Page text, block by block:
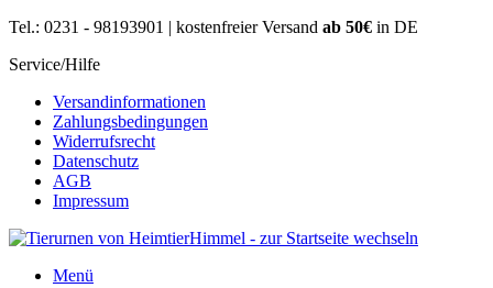
Tel.: 0231 - 98193901 | kostenfreier Versand ab 50€ in DE
Service/Hilfe
Versandinformationen
Zahlungsbedingungen
Widerrufsrecht
Datenschutz
AGB
Impressum
Menü